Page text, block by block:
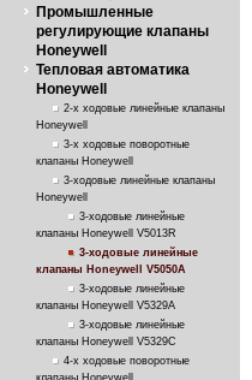
Промышленные
регулирующие клапаны
Honeywell
Тепловая автоматика
Honeywell
2-х ходовые линейные клапаны
Honeywell
3-х ходовые поворотные
клапаны Honeywell
3-ходовые линейные клапаны
Honeywell
3-ходовые линейные
клапаны Honeywell V5013R
3-ходовые линейные
клапаны Honeywell V5050A
3-ходовые линейные
клапаны Honeywell V5329A
3-ходовые линейные
клапаны Honeywell V5329C
4-х ходовые поворотные
клапаны Honeywell